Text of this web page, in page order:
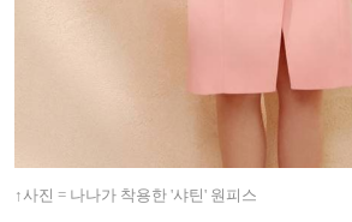
↑사진 = 나나가 착용한 '샤틴' 원피스